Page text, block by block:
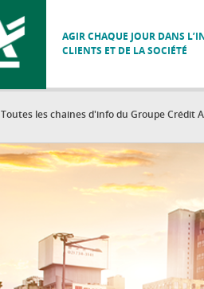
AGIR CHAQUE JOUR DANS
CLIENTS ET DE LA SOCIÉTÉ
Toutes les chaines d'info du Groupe Crédit